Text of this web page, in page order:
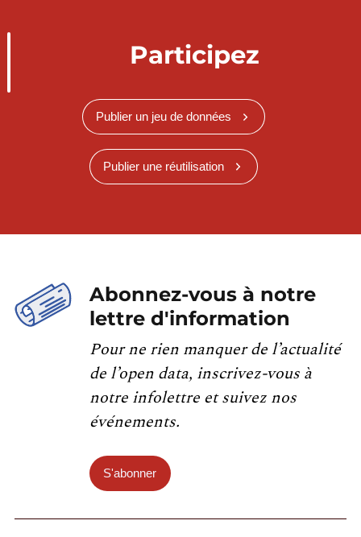
Participez
Publier un jeu de données
Publier une réutilisation
Abonnez-vous à notre
lettre d'information
Pour ne rien manquer de l’actualité
de l’open data, inscrivez-vous à
notre infolettre et suivez nos
événements.
S'abonner